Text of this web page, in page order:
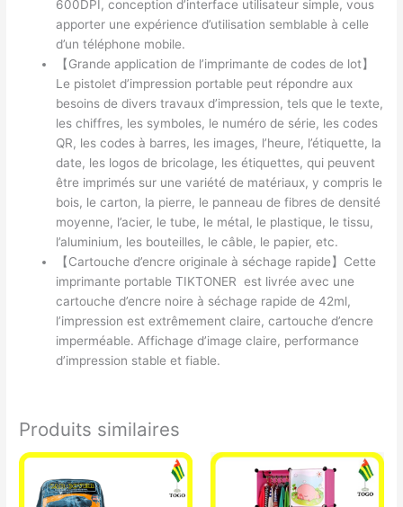
600DPI, conception d’interface utilisateur simple, vous
apporter une expérience d’utilisation semblable à celle
d’un téléphone mobile.
【Grande application de l’imprimante de codes de lot】
Le pistolet d’impression portable peut répondre aux
besoins de divers travaux d’impression, tels que le texte,
les chiffres, les symboles, le numéro de série, les codes
QR, les codes à barres, les images, l’heure, l’étiquette, la
date, les logos de bricolage, les étiquettes, qui peuvent
être imprimés sur une variété de matériaux, y compris le
bois, le carton, la pierre, le panneau de fibres de densité
moyenne, l’acier, le tube, le métal, le plastique, le tissu,
l’aluminium, les bouteilles, le câble, le papier, etc.
【Cartouche d’encre originale à séchage rapide】Cette
imprimante portable TIKTONER est livrée avec une
cartouche d’encre noire à séchage rapide de 42ml,
l’impression est extrêmement claire, cartouche d’encre
imperméable. Affichage d’image claire, performance
d’impression stable et fiable.
Produits similaires